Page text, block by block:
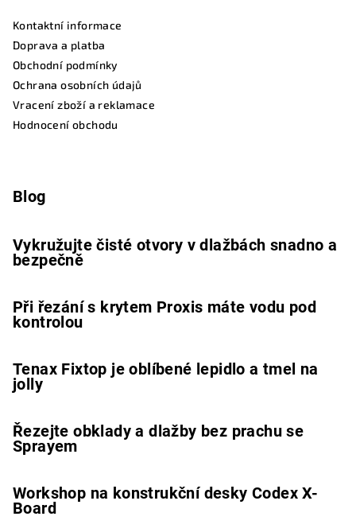
Kontaktní informace
Doprava a platba
Obchodní podmínky
Ochrana osobních údajů
Vracení zboží a reklamace
Hodnocení obchodu
Blog
Vykružujte čisté otvory v dlažbách snadno a
bezpečně
Při řezání s krytem Proxis máte vodu pod
kontrolou
Tenax Fixtop je oblíbené lepidlo a tmel na
jolly
Řezejte obklady a dlažby bez prachu se
Sprayem
Workshop na konstrukční desky Codex X-
Board